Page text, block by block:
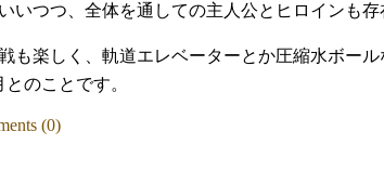
いつつ、全体を通しての主人公とヒロインも
も楽しく、軌道エレベーターとか圧縮水ボー
とのことです。
(0)